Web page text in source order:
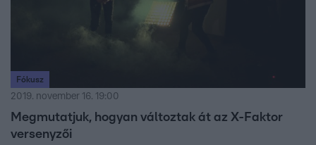
Fókusz
2019. november 16. 19:00
Megmutatjuk, hogyan változtak át az X-Faktor
versenyzői